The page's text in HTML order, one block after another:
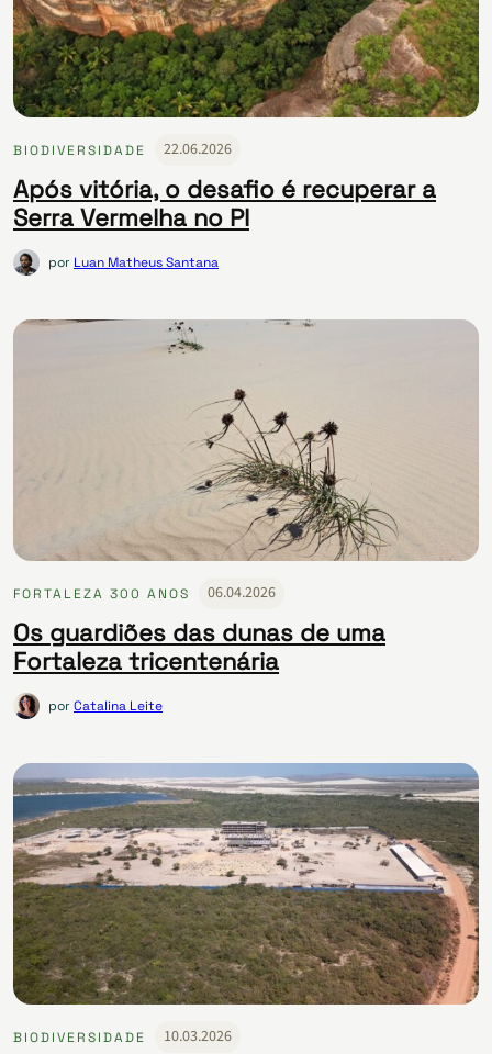
BIODIVERSIDADE 22.06.2026
Após vitória, o desafio é recuperar a
Serra Vermelha no PI
por Luan Matheus Santana
FORTALEZA 300 ANOS 06.04.2026
Os guardiões das dunas de uma
Fortaleza tricentenária
porCatalina Leite
BIODIVERSIDADE 10.03.2026